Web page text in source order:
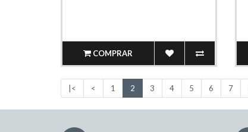
COMPRAR
|< < 1 2 3 4 5 6 7